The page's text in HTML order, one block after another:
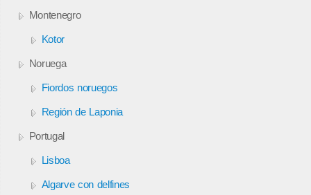
Montenegro
Kotor
Noruega
Fiordos noruegos
Región de Laponia
Portugal
Lisboa
Algarve con delfines